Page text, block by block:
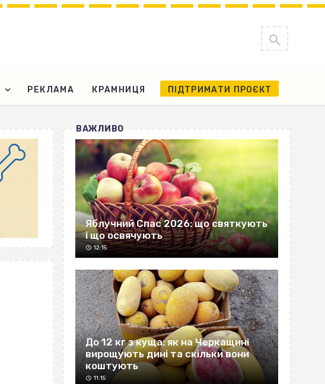
РЕКЛАМА КРАМНИЦЯ ПІДТРИМАТИ ПРОЄКТ
ВАЖЛИВО
Яблучний Спас 2026: що святкують
і що освячують
12:15
До 12 кг з куща: як на Черкащині
вирощують дині та скільки вони
коштують
11:15